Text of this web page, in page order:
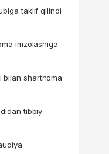
taklif qilindi
imzolashiga
bilan shartnoma
tibbiy